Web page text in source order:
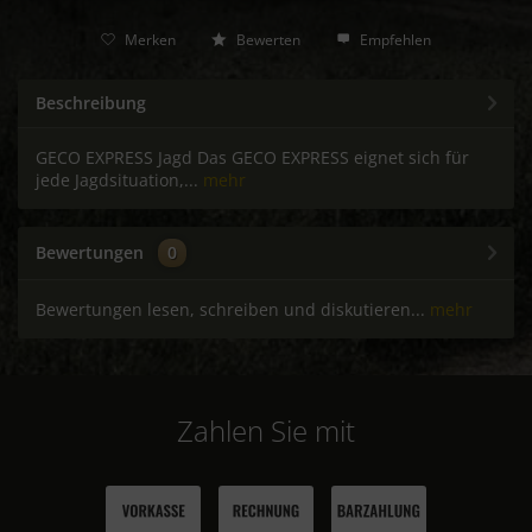
Merken Bewerten Empfehlen
Beschreibung
GECO EXPRESS Jagd Das GECO EXPRESS eignet sich für
jede Jagdsituation,... mehr
Bewertungen 0
Bewertungen lesen, schreiben und diskutieren... mehr
Zahlen Sie mit